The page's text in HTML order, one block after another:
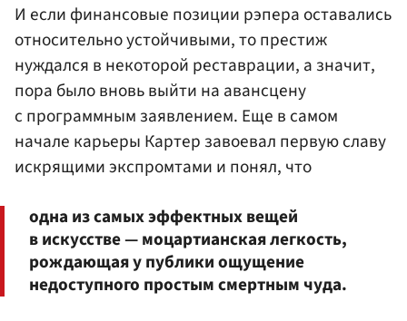
И если финансовые позиции рэпера оставались
относительно устойчивыми, то престиж
нуждался в некоторой реставрации, а значит,
пора было вновь выйти на авансцену
с программным заявлением. Еще в самом
начале карьеры Картер завоевал первую славу
искрящими экспромтами и понял, что
одна из самых эффектных вещей
в искусстве — моцартианская легкость,
рождающая у публики ощущение
недоступного простым смертным чуда.